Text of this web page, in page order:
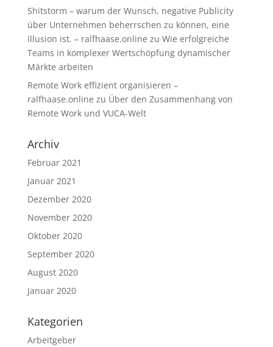
Shitstorm – warum der Wunsch, negative Publicity
über Unternehmen beherrschen zu können, eine
Illusion ist. – ralfhaase.online zu Wie erfolgreiche
Teams in komplexer Wertschöpfung dynamischer
Märkte arbeiten
Remote Work effizient organisieren –
ralfhaase.online zu Über den Zusammenhang von
Remote Work und VUCA-Welt
Archiv
Februar 2021
Januar 2021
Dezember 2020
November 2020
Oktober 2020
September 2020
August 2020
Januar 2020
Kategorien
Arbeitgeber